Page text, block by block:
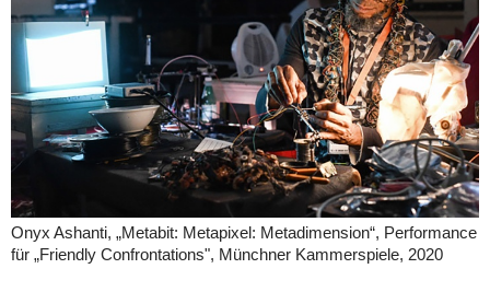
Onyx Ashanti, „Metabit: Metapixel: Metadimension“, Performance
für „Friendly Confrontations", Münchner Kammerspiele, 2020